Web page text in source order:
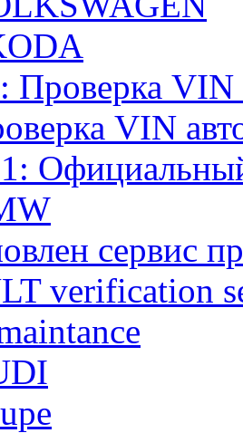
Проверка VIN
VIN
сервис
verification